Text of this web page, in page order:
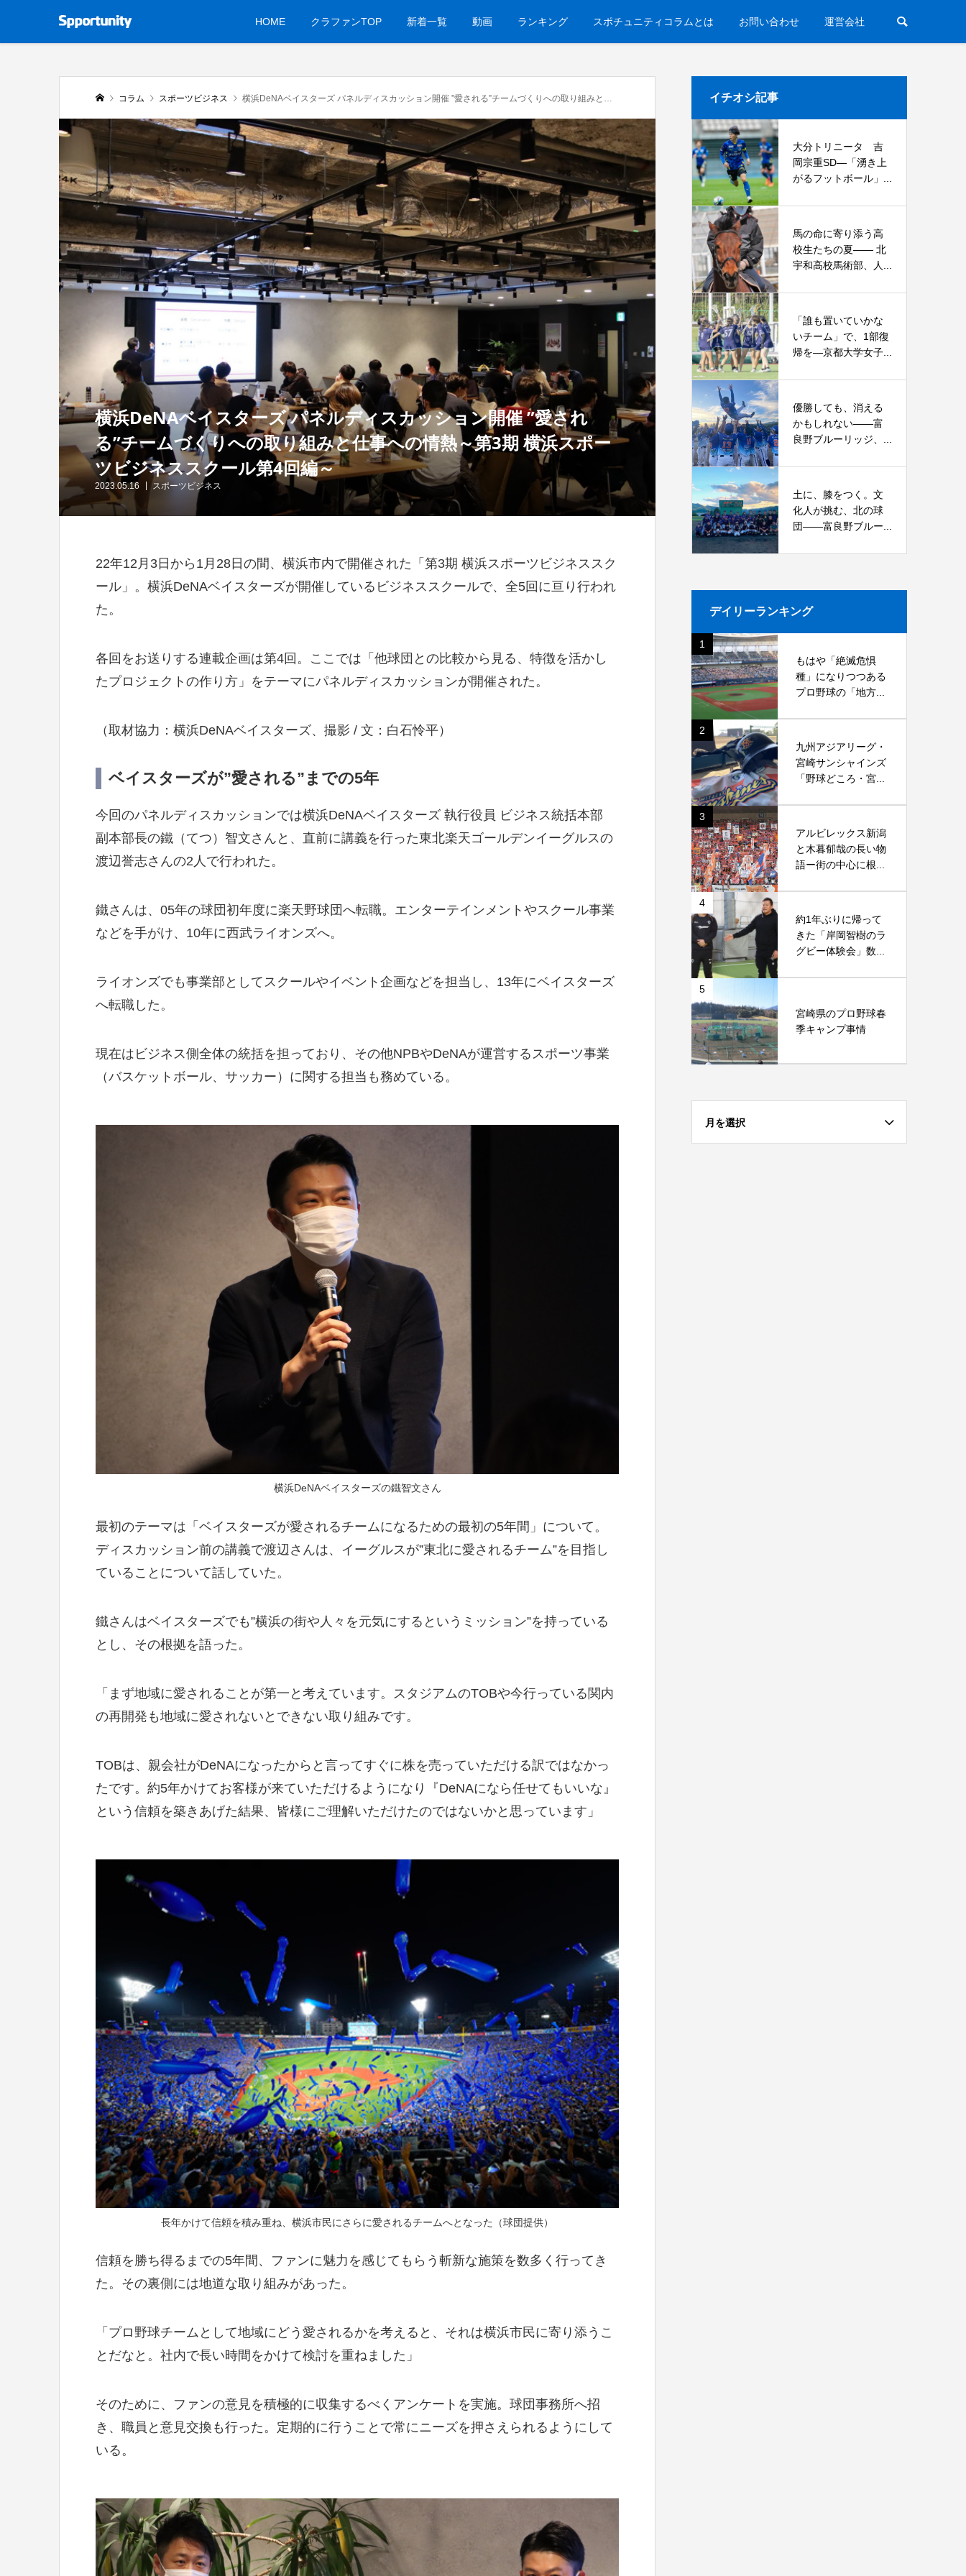
HOME クラファンTOP 新着一覧 動画 ランキング スポチュニティコラムとは お問い合わせ 運営会社
コラム スポーツビジネス 横浜DeNAベイスターズ パネルディスカッション開催 ”愛される”チームづくりへの取り組みと仕事への情熱～第3期 横浜スポーツビジネススクール第4回編～
横浜DeNAベイスターズ パネルディスカッション開催 ”愛され
る”チームづくりへの取り組みと仕事への情熱～第3期 横浜スポー
ツビジネススクール第4回編～
2023.05.16 スポーツビジネス
22年12月3日から1月28日の間、横浜市内で開催された「第3期 横浜スポーツビジネススク
ール」。横浜DeNAベイスターズが開催しているビジネススクールで、全5回に亘り行われ
た。
各回をお送りする連載企画は第4回。ここでは「他球団との比較から見る、特徴を活かし
たプロジェクトの作り方」をテーマにパネルディスカッションが開催された。
（取材協力：横浜DeNAベイスターズ、撮影 / 文：白石怜平）
ベイスターズが”愛される”までの5年
今回のパネルディスカッションでは横浜DeNAベイスターズ 執行役員 ビジネス統括本部
副本部長の鐵（てつ）智文さんと、直前に講義を行った東北楽天ゴールデンイーグルスの
渡辺誉志さんの2人で行われた。
鐵さんは、05年の球団初年度に楽天野球団へ転職。エンターテインメントやスクール事業
などを手がけ、10年に西武ライオンズへ。
ライオンズでも事業部としてスクールやイベント企画などを担当し、13年にベイスターズ
へ転職した。
現在はビジネス側全体の統括を担っており、その他NPBやDeNAが運営するスポーツ事業
（バスケットボール、サッカー）に関する担当も務めている。
横浜DeNAベイスターズの鐵智文さん
最初のテーマは「ベイスターズが愛されるチームになるための最初の5年間」について。
ディスカッション前の講義で渡辺さんは、イーグルスが”東北に愛されるチーム”を目指し
ていることについて話していた。
鐵さんはベイスターズでも”横浜の街や人々を元気にするというミッション”を持っている
とし、その根拠を語った。
「まず地域に愛されることが第一と考えています。スタジアムのTOBや今行っている関内
の再開発も地域に愛されないとできない取り組みです。
TOBは、親会社がDeNAになったからと言ってすぐに株を売っていただける訳ではなかっ
たです。約5年かけてお客様が来ていただけるようになり『DeNAになら任せてもいいな』
という信頼を築きあげた結果、皆様にご理解いただけたのではないかと思っています」
長年かけて信頼を積み重ね、横浜市民にさらに愛されるチームへとなった（球団提供）
信頼を勝ち得るまでの5年間、ファンに魅力を感じてもらう斬新な施策を数多く行ってき
た。その裏側には地道な取り組みがあった。
「プロ野球チームとして地域にどう愛されるかを考えると、それは横浜市民に寄り添うこ
とだなと。社内で長い時間をかけて検討を重ねました」
そのために、ファンの意見を積極的に収集するべくアンケートを実施。球団事務所へ招
き、職員と意見交換も行った。定期的に行うことで常にニーズを押さえられるようにして
いる。
イチオシ記事
大分トリニータ 吉
岡宗重SD―「湧き上
がるフットボール」...
馬の命に寄り添う高
校生たちの夏—— 北
宇和高校馬術部、人...
「誰も置いていかな
いチーム」で、1部復
帰を―京都大学女子...
優勝しても、消える
かもしれない――富
良野ブルーリッジ、...
土に、膝をつく。文
化人が挑む、北の球
団――富良野ブルー...
デイリーランキング
1
もはや「絶滅危惧
種」になりつつある
プロ野球の「地方...
2
九州アジアリーグ・
宮崎サンシャインズ
「野球どころ・宮...
3
アルビレックス新潟
と木暮郁哉の長い物
語ー街の中心に根...
4
約1年ぶりに帰って
きた「岸岡智樹のラ
グビー体験会」数...
5
宮崎県のプロ野球春
季キャンプ事情
月を選択